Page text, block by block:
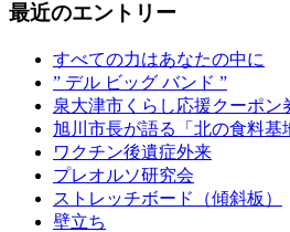
最近のエントリー
すべての力はあなたの中に
” デル ビッグ バンド ”
泉大津市くらし応援クーポン
旭川市長が語る「北の食料基
ワクチン後遺症外来
プレオルソ研究会
ストレッチボード（傾斜板）
壁立ち